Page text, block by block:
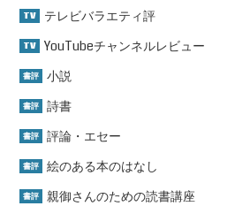
TV テレビバラエティ評
TV YouTubeチャンネルレビュー
書評 小説
書評 詩書
書評 評論・エセー
書評 絵のある本のはなし
書評 親御さんのための読書講座